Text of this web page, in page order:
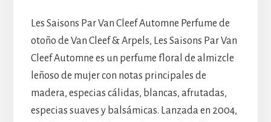
Les Saisons Par Van Cleef Automne Perfume de
otoño de Van Cleef & Arpels, Les Saisons Par Van
Cleef Automne es un perfume floral de almizcle
leñoso de mujer con notas principales de
madera, especias cálidas, blancas, afrutadas,
especias suaves y balsámicas. Lanzada en 2004,